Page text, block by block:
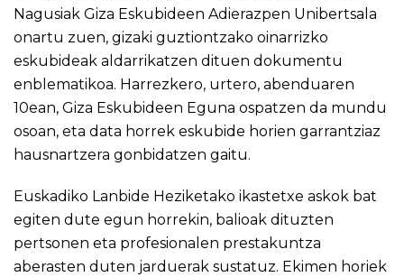
Nagusiak Giza Eskubideen Adierazpen Unibertsala
onartu zuen, gizaki guztiontzako oinarrizko
eskubideak aldarrikatzen dituen dokumentu
enblematikoa. Harrezkero, urtero, abenduaren
10ean, Giza Eskubideen Eguna ospatzen da mundu
osoan, eta data horrek eskubide horien garrantziaz
hausnartzera gonbidatzen gaitu.
Euskadiko Lanbide Heziketako ikastetxe askok bat
egiten dute egun horrekin, balioak dituzten
pertsonen eta profesionalen prestakuntza
aberasten duten jarduerak sustatuz. Ekimen horiek